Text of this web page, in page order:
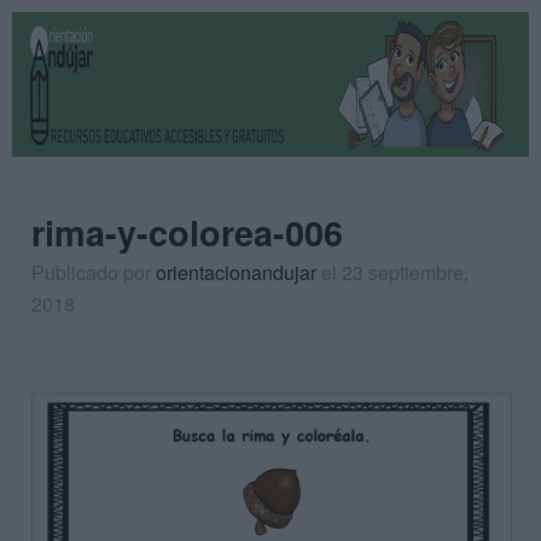
rima-y-colorea-006
Publicado pororientacionandujar el 23 septiembre,
2018